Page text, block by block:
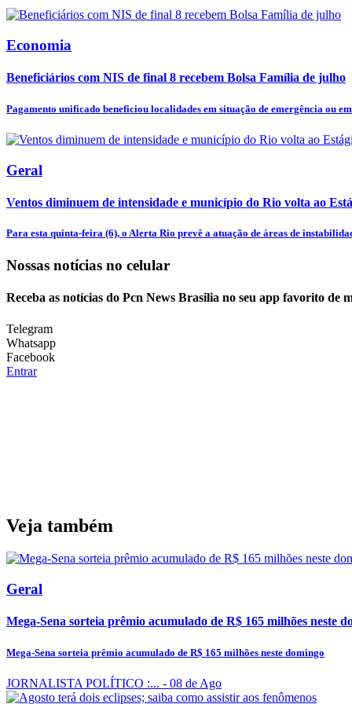
Economia
Beneficiários com NIS de final 8 recebem Bolsa Família de julho
Pagamento unificado beneficiou localidades em situação de emergência ou em
Geral
Ventos diminuem de intensidade e município do Rio volta ao
Para esta quinta-feira (6), o Alerta Rio prevê a atuação de áreas de
Nossas notícias no celular
Receba as notícias do Pcn News Brasilia no seu app favorito de
Telegram
Whatsapp
Facebook
Entrar
Veja também
Geral
Mega-Sena sorteia prêmio acumulado de R$ 165 milhões neste
Mega-Sena sorteia prêmio acumulado de R$ 165 milhões neste domingo
JORNALISTA POLÍTICO :... - 08 de Ago